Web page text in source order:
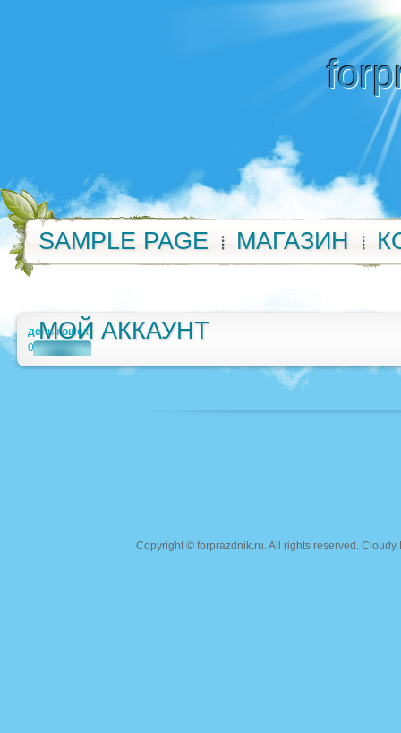
SAMPLE PAGE МАГАЗИН
МОЙ АККАУНТ
день кошек
0
Copyright © forprazdnik.ru. All rights reserved.